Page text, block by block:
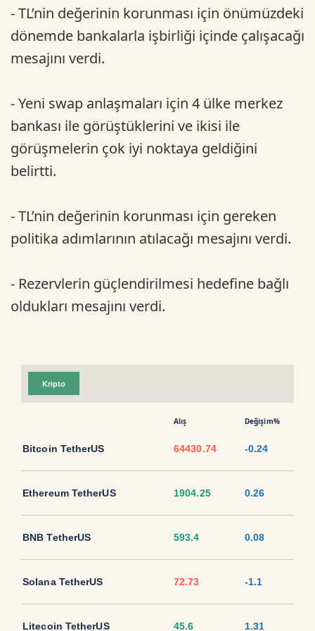
- TL’nin değerinin korunması için önümüzdeki
dönemde bankalarla işbirliği içinde çalışacağı
mesajını verdi.
- Yeni swap anlaşmaları için 4 ülke merkez
bankası ile görüştüklerini ve ikisi ile
görüşmelerin çok iyi noktaya geldiğini
belirtti.
- TL’nin değerinin korunması için gereken
politika adımlarının atılacağı mesajını verdi.
- Rezervlerin güçlendirilmesi hedefine bağlı
oldukları mesajını verdi.
Kripto
Alış Değişim%
Bitcoin TetherUS 64430.74 -0.24
Ethereum TetherUS 1904.25 0.26
BNB TetherUS 593.4 0.08
Solana TetherUS 72.73 -1.1
Litecoin TetherUS 45.6 1.31